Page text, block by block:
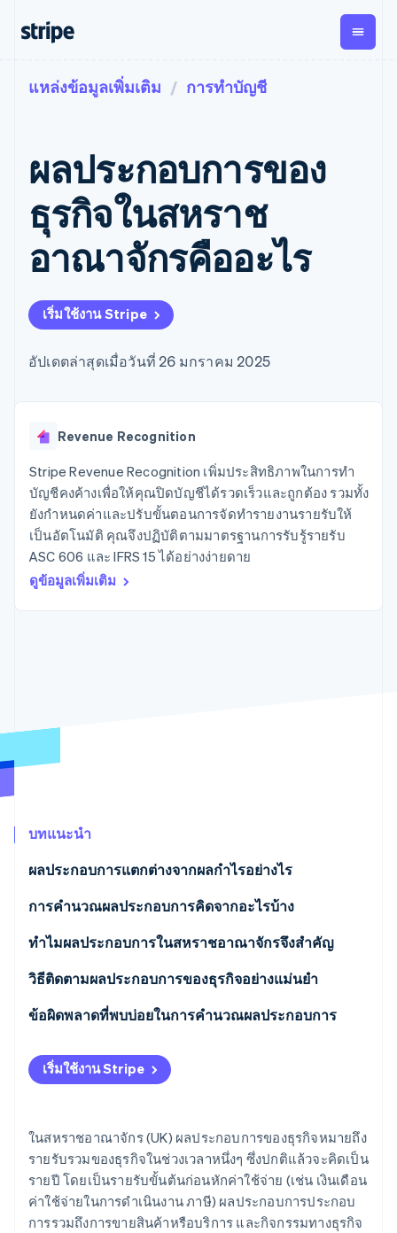
การชำระเงิน
การชำระเงิน
ออนไลน์
Payment links
การชำระเงิน
แบบไม่ต้อง
เขียนโค้ด
Checkout
UI การชำระ
Elements
องค์ประกอบ UI
ที่ยืดหยุ่น
เงิน
มากกว่า 125
Boost
ยกระดับการ
ยอมรับการ
ชำระเงิน
Link
การชำระเงินที่
รวดเร็วขึ้น
รายรับ
แบบแผนล่วง
หน้า
Metronome
การเรียกเก็บ
เงินตามการ
ใช้งาน
การชำระเงิน
ตามรอบบิล
การชำระเงิน
ตามรอบบิล
Invoicing
ครั้งเดียวหรือ
ล่วงหน้า
Tax
ขายและ VAT
Recognition
ระบบ
อัตโนมัติ
สำหรับการ
ทำบัญชี
Stripe
Sigma
รายงานที่
ออกแบบเอง
Data
ข้อมูล
Global
ให้กับ
บุคคลที่
สาม
การป้องกันการฉ้อโกง
Climate
ดูว่า Stripe กำลังสร้างโครงสร้างพื้นฐานระบบเศรษฐกิจสำหรับ
AI อย่างไร
รับชมเลย
ตามขั้น
ตามกรณีใช้งาน
การค้าแบบใช้เอเจนต์
อีคอมเมิร์ซ
รวมในตัว
การทำงานอัตโนมัติด้าน
การเงิน
การชำระเงินในแอป
ตามอุตสาหกรรม
บริษัท AI
แวดวงครีเอเตอร์
เกม
การบริการ การเดินทาง
ประกันภัย
เอกสารประกอบ
ไลบรารีและ SDK
Stripe Apps
คู่มือ
ติดตั้งใช้งานการชำระเงิน
สำเร็จรูป
สร้างแพลตฟอร์มหรือ
จัดการการชำระเงินตาม
รองรับอยู่
บริการด้วยเอเจนต์
แหล่งข้อมูล
การเชื่อมต่อการทำงาน
ตัวอย่างโค้ด
เรียนรู้
คู่มือ
การสนับสนุน
รับการสนับสนุน
รับการจัดการ
บริการเฉพาะทาง
การประชุมประจำปีแบบ
ตำแหน่งงาน
ห้องข่าว
Stripe Press
การติดต่อ
แหล่งข้อมูลเพิ่มเติม การทำบัญชี
ผลประกอบการของ
ธุรกิจในสหราช
อาณาจักรคืออะไร
เริ่มใช้งาน Stripe
อัปเดตล่าสุดเมื่อวันที่ 26 มกราคม 2025
Revenue Recognition
Stripe Revenue Recognition เพิ่มประสิทธิภาพในการทำ
บัญชีคงค้างเพื่อให้คุณปิดบัญชีได้รวดเร็วและถูกต้อง รวมทั้ง
ยังกำหนดค่าและปรับขั้นตอนการจัดทำรายงานรายรับให้
เป็นอัตโนมัติ คุณจึงปฏิบัติตามมาตรฐานการรับรู้รายรับ
ASC 606 และ IFRS 15 ได้อย่างง่ายดาย
ดูข้อมูลเพิ่มเติม
บทแนะนำ
ผลประกอบการแตกต่างจากผลกําไรอย่างไร
ผลประกอบการ
กําไร
การคํานวณผลประกอบการคิดจากอะไรบ้าง
รายรับจากการขายสินค้าหรือบริการ
ค่าคอมมิชชันหรือค่าธรรมเนียม
รายรับจากการเช่า (หากเป็นส่วนหนึ่งของธุรกิจหลัก)
รายรับจากการดําเนินการอื่นๆ
สิ่งที่ยกเว้นจากผลประกอบการ
ทําไมผลประกอบการในสหราชอาณาจักรจึงสําคัญ
วิธีติดตามผลประกอบการของธุรกิจอย่างแม่นยำ
ข้อผิดพลาดที่พบบ่อยในการคํานวณผลประกอบการ
เริ่มใช้งาน Stripe
ในสหราชอาณาจักร (UK) ผลประกอบการของธุรกิจหมายถึง
รายรับรวมของธุรกิจในช่วงเวลาหนึ่งๆ ซึ่งปกติแล้วจะคิดเป็น
รายปี โดยเป็นรายรับขั้นต้นก่อนหักค่าใช้จ่าย (เช่น เงินเดือน
ค่าใช้จ่ายในการดําเนินงาน ภาษี) ผลประกอบการประกอบ
การรวมถึงการขายสินค้าหรือบริการ และกิจกรรมทางธุรกิจ